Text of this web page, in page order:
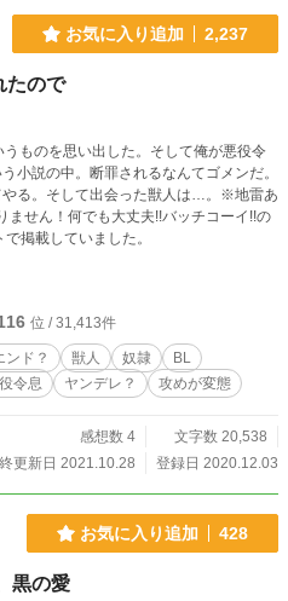
お気に入り追加 2,237
たので
ものを思い出した。そして俺が悪役令
小説の中。断罪されるなんてゴメンだ。
やる。そして出会った獣人は…。※地雷あ
ません！何でも大丈夫!!バッチコーイ!!の
す。 他のサイトで掲載していました。
位 / 31,413件
ンド？ 獣人 奴隷
BL
令息 ヤンデレ？ 攻めが変態
感想数 4
文字数 20,538
更新日 2021.10.28
登録日 2020.12.03
お気に入り追加 428
黒の愛